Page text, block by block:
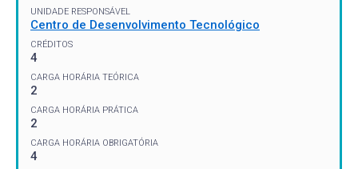
UNIDADE RESPONSÁVEL
Centro de Desenvolvimento Tecnológico
CRÉDITOS
4
CARGA HORÁRIA TEÓRICA
2
CARGA HORÁRIA PRÁTICA
2
CARGA HORÁRIA OBRIGATÓRIA
4